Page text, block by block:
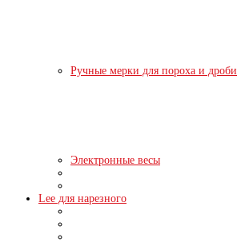
Ручные мерки для пороха и дроби
Электронные весы
Lee для нарезного